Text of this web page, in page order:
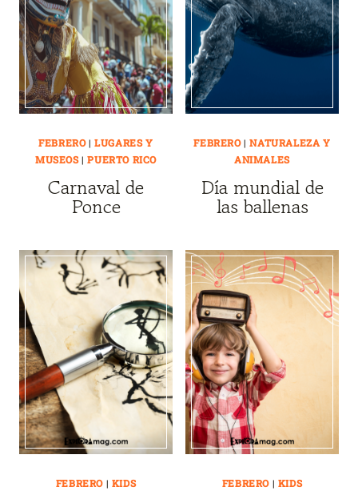
FEBRERO|LUGARES Y
MUSEOS|PUERTO RICO
Carnaval de
Ponce
FEBRERO|NATURALEZA Y
ANIMALES
Día mundial de
las ballenas
FEBRERO| KIDS FEBRERO| KIDS